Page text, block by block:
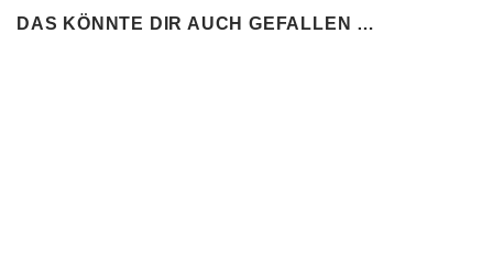
DAS KÖNNTE DIR AUCH GEFALLEN …